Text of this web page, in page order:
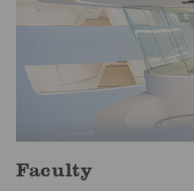
Faculty